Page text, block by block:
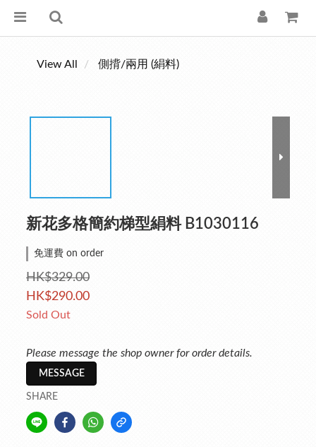
View All 側揹/兩用 (絹料)
新花多格簡約梯型絹料 B1030116
免運費 on order
HK$329.00
HK$290.00
Sold Out
Please message the shop owner for order details.
MESSAGE
SHARE